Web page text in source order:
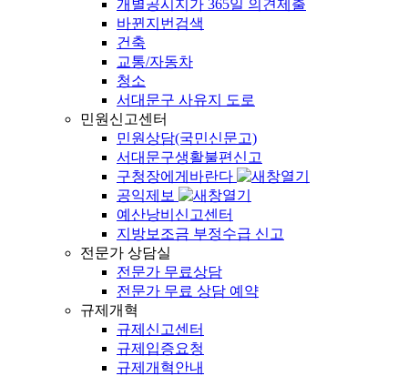
개별공시지가 365일 의견제출
바뀐지번검색
건축
교통/자동차
청소
서대문구 사유지 도로
민원신고센터
민원상담(국민신문고)
서대문구생활불편신고
구청장에게바란다
공익제보
예산낭비신고센터
지방보조금 부정수급 신고
전문가 상담실
전문가 무료상담
전문가 무료 상담 예약
규제개혁
규제신고센터
규제입증요청
규제개혁안내